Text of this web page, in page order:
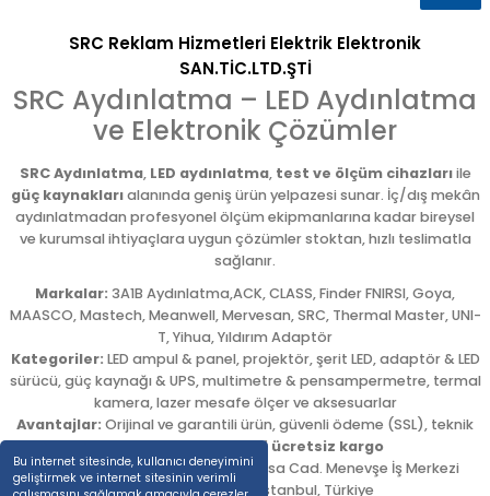
Bu internet sitesinde, kullanıcı deneyimini
geliştirmek ve internet sitesinin verimli
SRC Reklam Hizmetleri Elektrik Elektronik
SAN.TİC.LTD.ŞTİ
SRC Aydınlatma – LED Aydınlatma
ve Elektronik Çözümler
SRC Aydınlatma, LED aydınlatma, test ve ölçüm cihazlarıile
güç kaynaklarıalanında geniş ürün yelpazesi sunar. İç/dış mekân
aydınlatmadan profesyonel ölçüm ekipmanlarına kadar bireysel
ve kurumsal ihtiyaçlara uygun çözümler stoktan, hızlı teslimatla
sağlanır.
Markalar: 3A1B Aydınlatma,ACK, CLASS, Finder FNIRSI, Goya,
MAASCO, Mastech, Meanwell, Mervesan, SRC, Thermal Master, UNI-
T, Yihua, Yıldırım Adaptör
Kategoriler: LED ampul & panel, projektör, şerit LED, adaptör & LED
sürücü, güç kaynağı & UPS, multimetre & pensampermetre, termal
kamera, lazer mesafe ölçer ve aksesuarlar
Avantajlar: Orijinal ve garantili ürün, güvenli ödeme (SSL), teknik
destek,5.000 TL üzeri ücretsiz kargo
Adres: Emekyemez Mah. Okçumusa Cad. Menevşe İş Merkezi
No:22/58,Beyoğlu/ İstanbul, Türkiye